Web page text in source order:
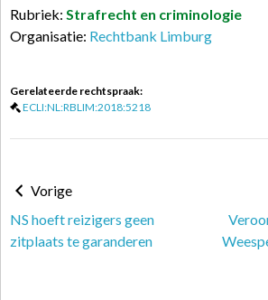
Rubriek: Strafrecht en criminologie
Organisatie: Rechtbank Limburg
Gerelateerde rechtspraak:
ECLI:NL:RBLIM:2018:5218
Vorige
NS hoeft reizigers geen
zitplaats te garanderen